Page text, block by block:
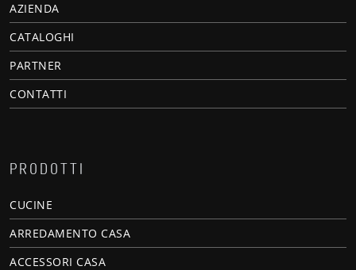
AZIENDA
CATALOGHI
PARTNER
CONTATTI
PRODOTTI
CUCINE
ARREDAMENTO CASA
ACCESSORI CASA